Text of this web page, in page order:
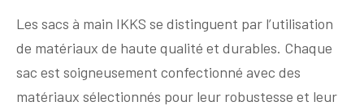
Les sacs à main IKKS se distinguent par l’utilisation
de matériaux de haute qualité et durables. Chaque
sac est soigneusement confectionné avec des
matériaux sélectionnés pour leur robustesse et leur